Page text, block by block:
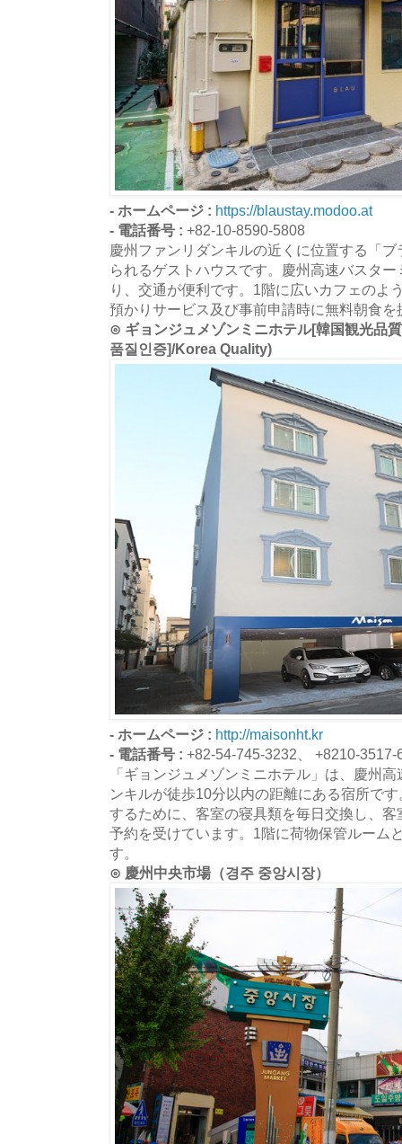
- ホームページ : https://blaustay.modoo.at
- 電話番号 : +82-10-8590-5808
慶州ファンリダンキルの近くに位置する「
られるゲストハウスです。慶州高速バスタ
り、交通が便利です。1階に広いカフェのよ
預かりサービス及び事前申請時に無料朝食
⊙ ギョンジュメゾンミニホテル[韓国観光品
품질인증]/Korea Quality)
- ホームページ : http://maisonht.kr
- 電話番号 : +82-54-745-3232、 +8210-3517-
「ギョンジュメゾンミニホテル」は、慶州
ンキルが徒歩10分以内の距離にある宿所で
するために、客室の寝具類を毎日交換し、
予約を受けています。1階に荷物保管ルーム
す。
⊙ 慶州中央市場（경주 중앙시장）